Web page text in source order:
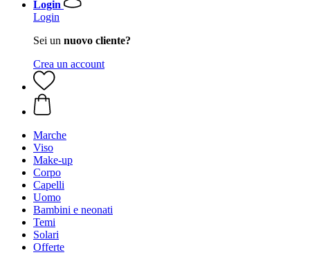
Login
Login
Sei un nuovo cliente?
Crea un account
Marche
Viso
Make-up
Corpo
Capelli
Uomo
Bambini e neonati
Temi
Solari
Offerte